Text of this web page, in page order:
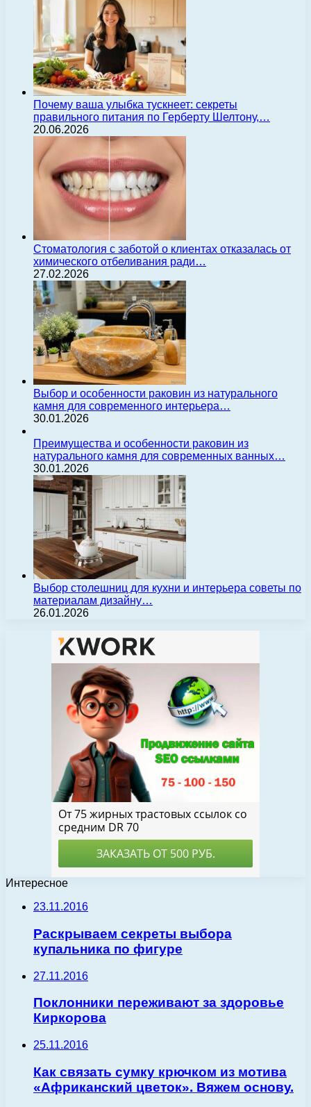
Почему ваша улыбка тускнеет: секреты
правильного питания по Герберту Шелтону,…
20.06.2026
Стоматология с заботой о клиентах отказалась от
химического отбеливания ради…
27.02.2026
Выбор и особенности раковин из натурального
камня для современного интерьера…
30.01.2026
Преимущества и особенности раковин из
натурального камня для современных ванных…
30.01.2026
Выбор столешниц для кухни и интерьера советы по
материалам дизайну…
26.01.2026
Интересное
23.11.2016
Раскрываем секреты выбора
купальника по фигуре
27.11.2016
Поклонники переживают за здоровье
Киркорова
25.11.2016
Как связать сумку крючком из мотива
«Африканский цветок». Вяжем основу.